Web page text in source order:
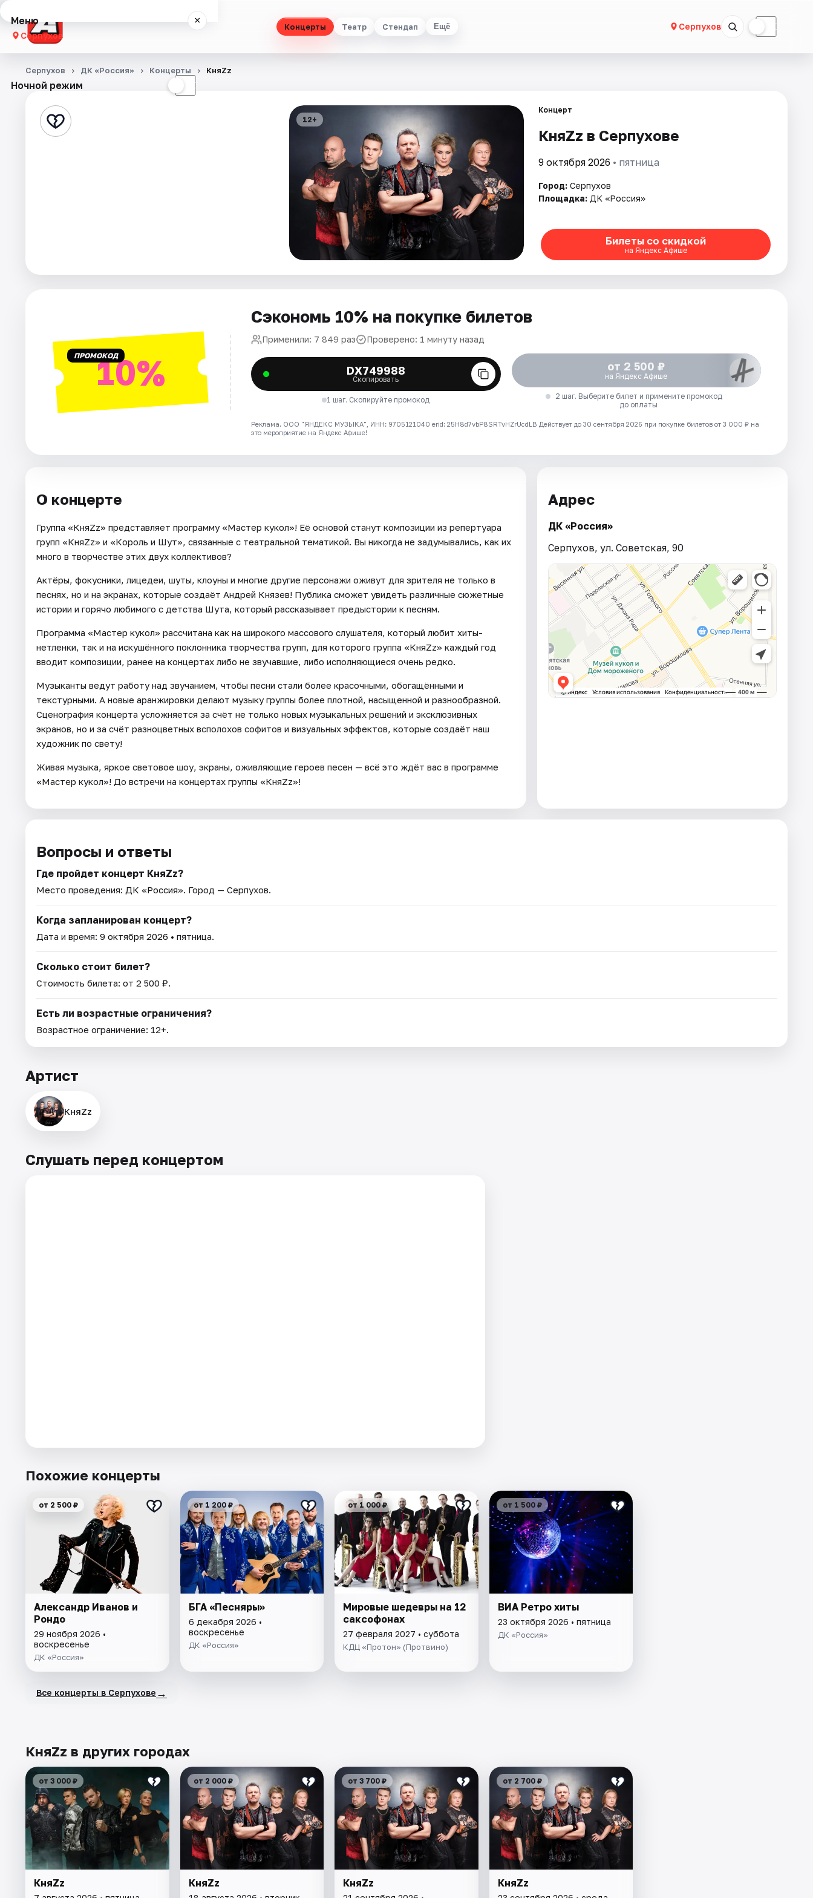
Концерты Театр Стендап Ещё Серпухов ☾
Меню ×
Серпухов
Концерты
Стендап
Рейтинги
Ночной режим ☾
Серпухов ДК «Россия» Концерты КняZz
12+
Концерт
КняZz в Серпухове
9 октября 2026 • пятница
Город: Серпухов
Площадка: ДК «Россия»
Билеты со скидкой
на Яндекс Афише
ПРОМОКОД10%
Сэкономь 10% на покупке билетов
Применили: 7 849 раз Проверено: 1 минуту назад
DX749988
Скопировать
1 шаг. Скопируйте промокод
от 2 500 ₽
на Яндекс Афише
2 шаг. Выберите билет и примените промокод
до оплаты
Реклама. ООО "ЯНДЕКС МУЗЫКА", ИНН: 9705121040 erid: 25H8d7vbP8SRTvHZrUcdLB Действует до 30 сентября 2026 при покупке билетов от 3 000 ₽ на
это мероприятие на Яндекс Афише!
О концерте
Группа «КняZz» представляет программу «Мастер кукол»! Её основой станут композиции из репертуара
групп «КняZz» и «Король и Шут», связанные с театральной тематикой. Вы никогда не задумывались, как их
много в творчестве этих двух коллективов?
Актёры, фокусники, лицедеи, шуты, клоуны и многие другие персонажи оживут для зрителя не только в
песнях, но и на экранах, которые создаёт Андрей Князев! Публика сможет увидеть различные сюжетные
истории и горячо любимого с детства Шута, который рассказывает предыстории к песням.
Программа «Мастер кукол» рассчитана как на широкого массового слушателя, который любит хиты-
нетленки, так и на искушённого поклонника творчества групп, для которого группа «КняZz» каждый год
вводит композиции, ранее на концертах либо не звучавшие, либо исполняющиеся очень редко.
Музыканты ведут работу над звучанием, чтобы песни стали более красочными, обогащёнными и
текстурными. А новые аранжировки делают музыку группы более плотной, насыщенной и разнообразной.
Сценография концерта усложняется за счёт не только новых музыкальных решений и эксклюзивных
экранов, но и за счёт разноцветных всполохов софитов и визуальных эффектов, которые создаёт наш
художник по свету!
Живая музыка, яркое световое шоу, экраны, оживляющие героев песен — всё это ждёт вас в программе
«Мастер кукол»! До встречи на концертах группы «КняZz»!
Адрес
ДК «Россия»
Серпухов, ул. Советская, 90
Вопросы и ответы
Где пройдет концерт КняZz?
Место проведения: ДК «Россия». Город — Серпухов.
Когда запланирован концерт?
Дата и время: 9 октября 2026 • пятница.
Сколько стоит билет?
Стоимость билета: от 2 500 ₽.
Есть ли возрастные ограничения?
Возрастное ограничение: 12+.
Артист
КняZz
Слушать перед концертом
Похожие концерты
от 2 500 ₽
Александр Иванов и
Рондо
29 ноября 2026 •
воскресенье
ДК «Россия»
от 1 200 ₽
БГА «Песняры»
6 декабря 2026 •
воскресенье
ДК «Россия»
от 1 000 ₽
Мировые шедевры на 12
саксофонах
27 февраля 2027 • суббота
КДЦ «Протон» (Протвино)
от 1 500 ₽
ВИА Ретро хиты
23 октября 2026 • пятница
ДК «Россия»
Все концерты в Серпухове →
КняZz в других городах
от 3 000 ₽
КняZz
от 2 000 ₽
КняZz
от 3 700 ₽
КняZz
от 2 700 ₽
КняZz